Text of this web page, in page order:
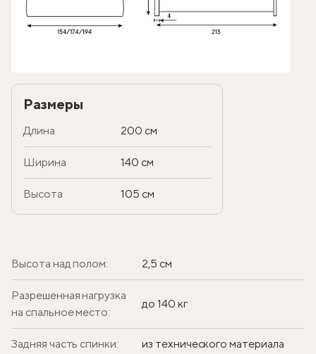
Размеры
Длина 200 см
Ширина 140 см
Высота 105 см
Высота над полом: 2,5 см
Разрешенная нагрузка
на спальное место:
до 140 кг
Задняя часть спинки: из технического материала